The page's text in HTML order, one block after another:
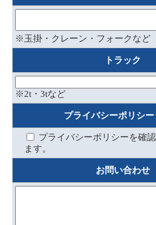
※玉掛・クレーン・フォークなど
トラック
※2t・3tなど
プライバシーポリシー
プライバシーポリシーを確
ます。
お問い合わせ